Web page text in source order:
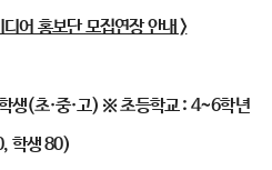
어 홍보단 모집연장 안내 >
생(초·중·고) ※ 초등학교 : 4~6학년
학생 80)